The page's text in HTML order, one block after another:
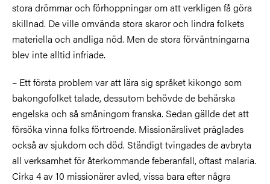
stora drömmar och förhoppningar om att verkligen få göra
skillnad. De ville omvända stora skaror och lindra folkets
materiella och andliga nöd. Men de stora förväntningarna
blev inte alltid infriade.
– Ett första problem var att lära sig språket kikongo som
bakongofolket talade, dessutom behövde de behärska
engelska och så småningom franska. Sedan gällde det att
försöka vinna folks förtroende. Missionärslivet präglades
också av sjukdom och död. Ständigt tvingades de avbryta
all verksamhet för återkommande feberanfall, oftast malaria.
Cirka 4 av 10 missionärer avled, vissa bara efter några